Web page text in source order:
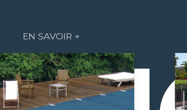
EN SAVOIR +